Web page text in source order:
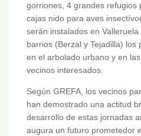
gorriones, 4 grandes refugios
cajas nido para aves
serán instalados en
barrios (Berzal y Tejadilla)
en el arbolado urbano y en
vecinos interesados.
Según GREFA, los vecinos
han demostrado una actitud
desarrollo de estas jornadas
augura un futuro prometedor